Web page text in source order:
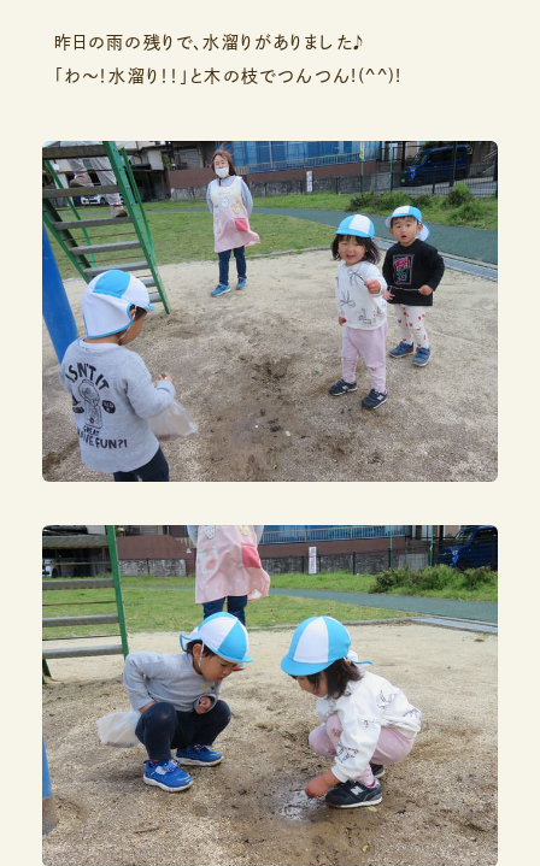
昨日の雨の残りで、水溜りがありました♪
「わ～！水溜り！！」と木の枝でつんつん!(^^)!